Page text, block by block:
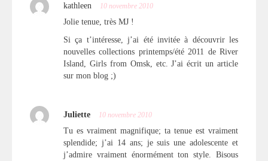
kathleen 10 novembre 2010
Jolie tenue, très MJ !
Si ça t’intéresse, j’ai été invitée à découvrir les
nouvelles collections printemps/été 2011 de River
Island, Girls from Omsk, etc. J’ai écrit un article
sur mon blog ;)
Juliette 10 novembre 2010
Tu es vraiment magnifique; ta tenue est vraiment
splendide; j’ai 14 ans; je suis une adolescente et
j’admire vraiment énormément ton style. Bisous